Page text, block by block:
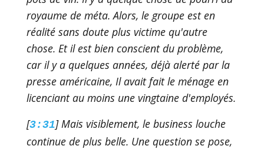
royaume de méta. Alors, le groupe est en
réalité sans doute plus victime qu'autre
chose. Et il est bien conscient du problème,
car il y a quelques années, déjà alerté par la
presse américaine, Il avait fait le ménage en
licenciant au moins une vingtaine d'employés.
[3:31] Mais visiblement, le business louche
continue de plus belle. Une question se pose,